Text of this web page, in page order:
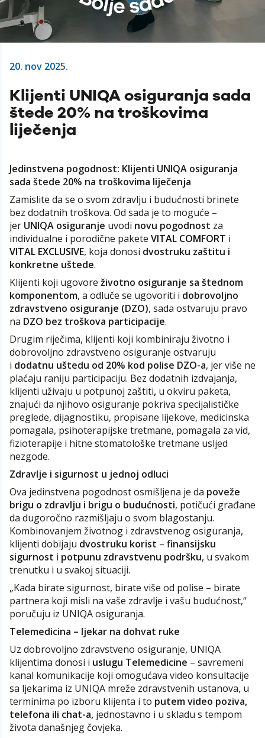
20. nov 2025.
Klijenti UNIQA osiguranja sada
štede 20% na troškovima
liječenja
Jedinstvena pogodnost: Klijenti UNIQA osiguranja
sada štede 20% na troškovima liječenja
Zamislite da se o svom zdravlju i budućnosti brinete
bez dodatnih troškova. Od sada je to moguće –
jer UNIQA osiguranje uvodi novu pogodnost za
individualne i porodične pakete VITAL COMFORT i
VITAL EXCLUSIVE, koja donosi dvostruku zaštitu i
konkretne uštede.
Klijenti koji ugovore životno osiguranje sa štednom
komponentom, a odluče se ugovoriti i dobrovoljno
zdravstveno osiguranje (DZO), sada ostvaruju pravo
na DZO bez troškova participacije.
Drugim riječima, klijenti koji kombiniraju životno i
dobrovoljno zdravstveno osiguranje ostvaruju
i dodatnu uštedu od 20% kod polise DZO-a, jer više ne
plaćaju raniju participaciju. Bez dodatnih izdvajanja,
klijenti uživaju u potpunoj zaštiti, u okviru paketa,
znajući da njihovo osiguranje pokriva specijalističke
preglede, dijagnostiku, propisane lijekove, medicinska
pomagala, psihoterapijske tretmane, pomagala za vid,
fizioterapije i hitne stomatološke tretmane usljed
nezgode.
Zdravlje i sigurnost u jednoj odluci
Ova jedinstvena pogodnost osmišljena je da poveže
brigu o zdravlju i brigu o budućnosti, potičući građane
da dugoročno razmišljaju o svom blagostanju.
Kombinovanjem životnog i zdravstvenog osiguranja,
klijenti dobijaju dvostruku korist – finansijsku
sigurnost i potpunu zdravstvenu podršku, u svakom
trenutku i u svakoj situaciji.
„Kada birate sigurnost, birate više od polise – birate
partnera koji misli na vaše zdravlje i vašu budućnost,“
poručuju iz UNIQA osiguranja.
Telemedicina – ljekar na dohvat ruke
Uz dobrovoljno zdravstveno osiguranje, UNIQA
klijentima donosi i uslugu Telemedicine – savremeni
kanal komunikacije koji omogućava video konsultacije
sa ljekarima iz UNIQA mreže zdravstvenih ustanova, u
terminima po izboru klijenta i to putem video poziva,
telefona ili chat-a, jednostavno i u skladu s tempom
života današnjeg čovjeka.